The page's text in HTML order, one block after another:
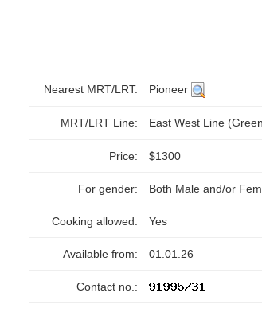
Nearest MRT/LRT: Pioneer
MRT/LRT Line: East West Line
Price: $1300
For gender: Both Male and/or
Cooking allowed: Yes
Available from: 01.01.26
Contact no.: